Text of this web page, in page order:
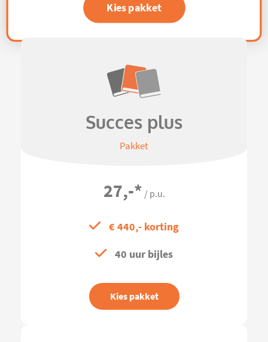
Kies pakket
Succes plus
Pakket
27,-* / p.u.
€ 440,- korting
40 uur bijles
Kies pakket